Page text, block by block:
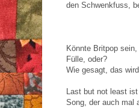
den Schwenkfuss,
Könnte Britpop
Fülle, oder?
Wie gesagt, das
Last but not least
Song, der auch mal